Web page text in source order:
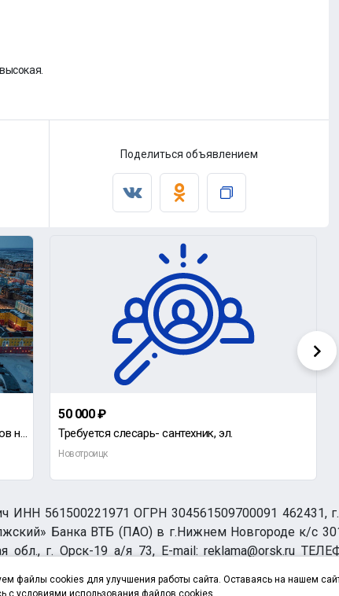
Поделиться объявлением
ФКУ ИК-15 осуществляет набор кандидатов на замещение должностей младшего и среднего начальствующего
50 000 ₽
Требуется слесарь- сантехник, эл.
Новотроицк
561500221971 ОГРН 304561509700091 462431,
Банка ВТБ (ПАО) в г.Нижнем Новгороде к/с
обл., г. Орск-19 а/я 73, E-mail: reklama@orsk.ru
обработку персональных
файлы cookies для улучшения работы сайта. Оставаясь на нашем
с условиями использования файлов cookies.